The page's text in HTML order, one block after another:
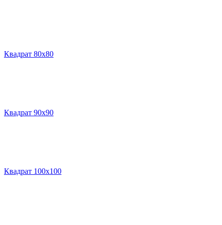
Квадрат 80х80
Квадрат 90х90
Квадрат 100х100